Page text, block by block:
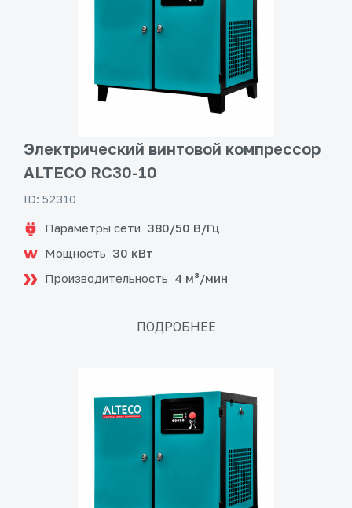
Электрический винтовой компрессор
ALTECO RC30-10
ID: 52310
Параметры сети 380/50 В/Гц
Мощность 30 кВт
Производительность 4 м³/мин
ПОДРОБНЕЕ